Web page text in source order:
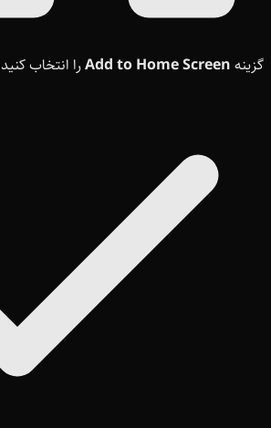
گزینه Add to Home Screenرا انتخاب کنید